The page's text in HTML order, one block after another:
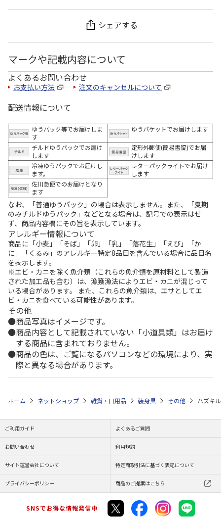
シェアする
マークや記載内容について
よくあるお問い合わせ
お支払い方法 注文のキャンセルについて
配送情報について
ゆうパック等でお届けしま
す
ゆうパケットでお届けします
チルドゆうパックでお届け
します
定形外郵便(簡易書留)でお届
けします
冷凍ゆうパックでお届けし
ます。
レターパックライトでお届け
します
佐川急便でのお届けとなり
ます
なお、「普通ゆうパック」の場合は表示しません。また、「夏期
のみチルドゆうパック」などとなる場合は、記号での表示はせ
ず、商品内容欄にその旨を表示しています。
アレルギー情報について
商品に「小麦」「そば」「卵」「乳」「落花生」「えび」「か
に」「くるみ」のアレルギー特定8品目を含んでいる場合に品目名
を表示します。
※エビ・カニを除く魚介類（これらの魚介類を原材料として製造
された加工品も含む）は、漁獲漁法によりエビ・カニが混じって
いる場合があります。 また、これらの魚介類は、エサとしてエ
ビ・カニを食べている可能性があります。
その他
商品写真はイメージです。
商品内容として記載されていない「小道具類」はお届け
する商品に含まれておりません。
商品の色は、ご覧になるパソコンなどの環境により、実
際と異なる場合があります。
ホーム ネットショップ 雑貨・日用品 装身具 その他 ハズキ
ご利用ガイド よくあるご質問
お問い合わせ 利用規約
サイト運営会社について 特定商取引法に基づく表記について
プライバシーポリシー 商品のご提案はこちら
SNSでお得な情報発信中